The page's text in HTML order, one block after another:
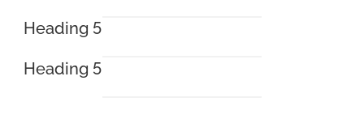
Heading 5
Heading 5